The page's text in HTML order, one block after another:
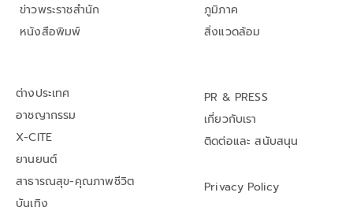
ข่าวพระราชสำนัก
หนังสือพิมพ์
ภูมิภาค
สิ่งแวดล้อม
ต่างประเทศ
อาชญากรรม
X-CITE
ยานยนต์
สาธารณสุข-คุณภาพชีวิต
บันเทิง
PR & PRESS
เกี่ยวกับเรา
ติดต่อและ สนับสนุน
Privacy Policy